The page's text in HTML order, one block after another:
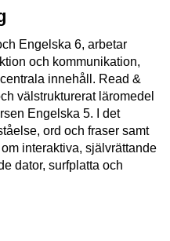
Engelska 6, arbetar
och kommunikation,
innehåll. Read &
välstrukturerat läromedel
Engelska 5. I det
ord och fraser samt
interaktiva, självrättande
dator, surfplatta och